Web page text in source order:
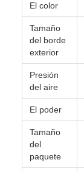
El color
Tamaño
del borde
exterior
Presión
del aire
El poder
Tamaño
del
paquete